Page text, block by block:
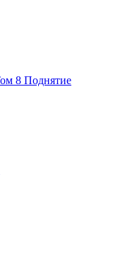
Поднятие